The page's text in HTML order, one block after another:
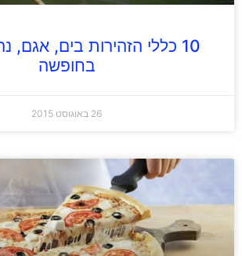
10 כללי הזהירות בים, אגם,
בחופשה
26 באוגוסט 2015